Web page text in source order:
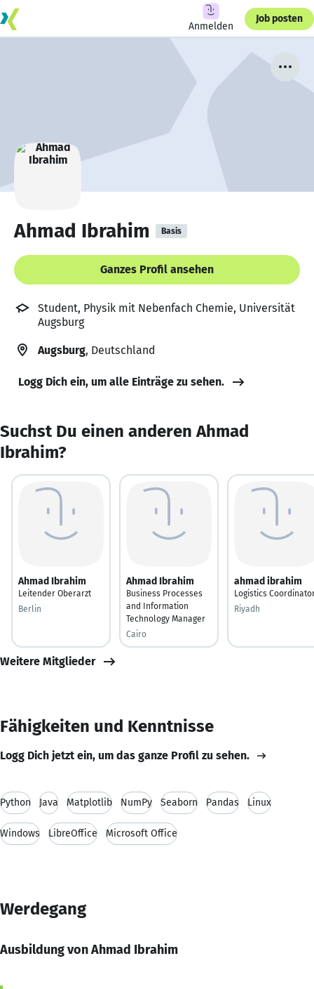
Anmelden
Job posten
Ahmad Ibrahim Basis
Ganzes Profil ansehen
Student, Physik mit Nebenfach Chemie, Universität
Augsburg
Augsburg, Deutschland
Logg Dich ein, um alle Einträge zu sehen.
Suchst Du einen anderen Ahmad
Ibrahim?
Ahmad Ibrahim
Leitender Oberarzt
Berlin
Ahmad Ibrahim
Business Processes
and Information
Technology Manager
Cairo
ahmad ibrahim
Logistics
Riyadh
Weitere Mitglieder
Fähigkeiten und Kenntnisse
Logg Dich jetzt ein, um das ganze Profil zu sehen.
Python Java Matplotlib NumPy Seaborn Pandas Linux
Windows LibreOffice Microsoft Office
Werdegang
Ausbildung von Ahmad Ibrahim